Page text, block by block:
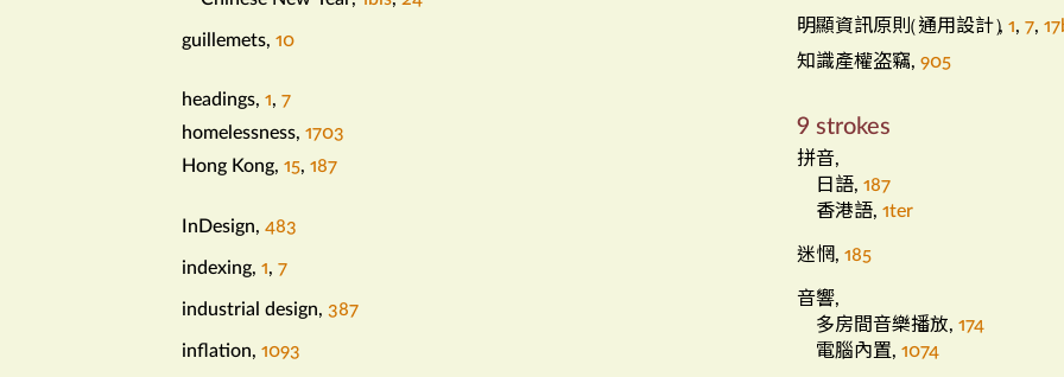
guillemets, 10
hheadings, 1, 7
homelessness, 1703
Hong Kong, 15, 187
iInDesign, 483
indexing, 1, 7
industrial design, 387
inflation, 1093
明顯資訊原則（通用設計）
, 1,7,
知識產權盗竊, 905
9 strokes
拼音,
日語, 187
香港語, 1ter
迷惘, 185
音響,
多房間音樂播放, 174
電腦內置, 1074